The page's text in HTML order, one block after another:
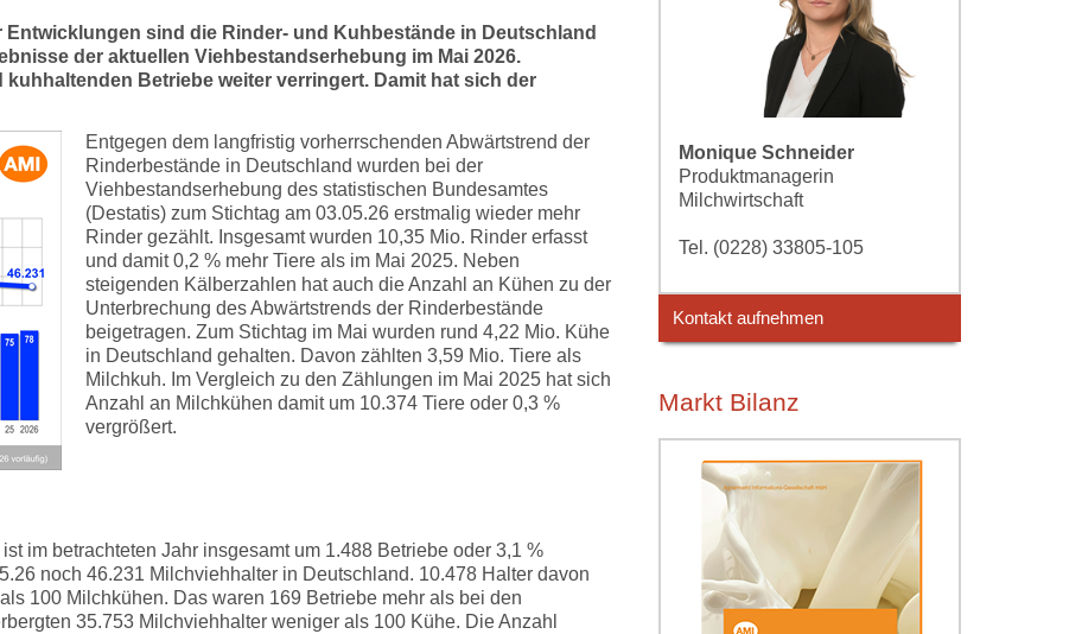
Entwicklungen sind die Rinder- und Kuhbestände in Deutschland
der aktuellen Viehbestandserhebung im Mai 2026.
Betriebe weiter verringert. Damit hat sich der
Entgegen dem langfristig vorherrschenden Abwärtstrend der
Rinderbestände in Deutschland wurden bei der
Viehbestandserhebung des statistischen Bundesamtes
(Destatis) zum Stichtag am 03.05.26 erstmalig wieder mehr
Rinder gezählt. Insgesamt wurden 10,35 Mio. Rinder erfasst
und damit 0,2 % mehr Tiere als im Mai 2025. Neben
steigenden Kälberzahlen hat auch die Anzahl an Kühen zu der
Unterbrechung des Abwärtstrends der Rinderbestände
beigetragen. Zum Stichtag im Mai wurden rund 4,22 Mio. Kühe
in Deutschland gehalten. Davon zählten 3,59 Mio. Tiere als
Milchkuh. Im Vergleich zu den Zählungen im Mai 2025 hat sich
Anzahl an Milchkühen damit um 10.374 Tiere oder 0,3 %
vergrößert.
im betrachteten Jahr insgesamt um 1.488 Betriebe oder 3,1 %
noch 46.231 Milchviehhalter in Deutschland. 10.478 Halter davon
100 Milchkühen. Das waren 169 Betriebe mehr als bei den
35.753 Milchviehhalter weniger als 100 Kühe. Die Anzahl
Monique Schneider
Produktmanagerin
Milchwirtschaft
Tel. (0228) 33805-105
Kontakt aufnehmen
Markt Bilanz